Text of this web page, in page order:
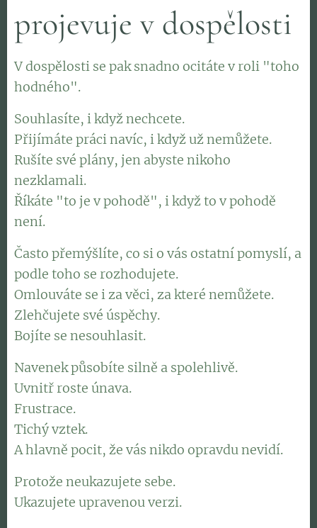
projevuje v dospělosti
V dospělosti se pak snadno ocitáte v roli "toho
hodného".
Souhlasíte, i když nechcete.
Přijímáte práci navíc, i když už nemůžete.
Rušíte své plány, jen abyste nikoho
nezklamali.
Říkáte "to je v pohodě", i když to v pohodě
není.
Často přemýšlíte, co si o vás ostatní pomyslí, a
podle toho se rozhodujete.
Omlouváte se i za věci, za které nemůžete.
Zlehčujete své úspěchy.
Bojíte se nesouhlasit.
Navenek působíte silně a spolehlivě.
Uvnitř roste únava.
Frustrace.
Tichý vztek.
A hlavně pocit, že vás nikdo opravdu nevidí.
Protože neukazujete sebe.
Ukazujete upravenou verzi.